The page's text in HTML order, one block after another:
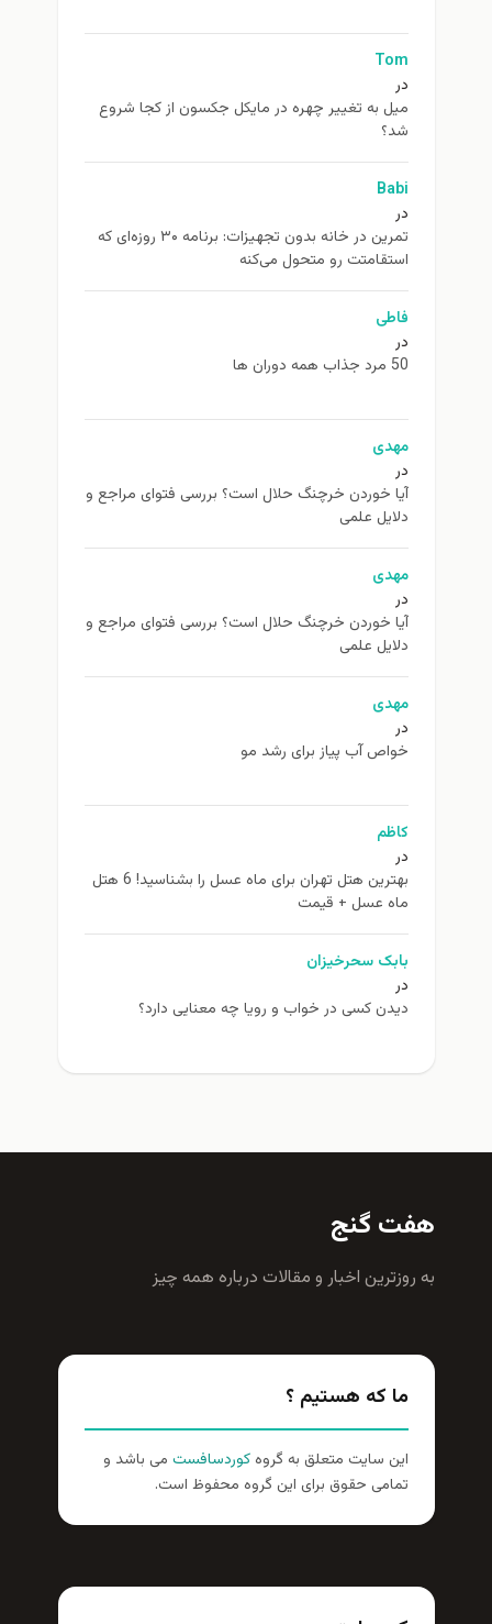
Tom
در
ميل به تغيير چهره در مایکل جکسون از كجا شروع
شد؟
Babi
در
تمرین در خانه بدون تجهیزات: برنامه ۳۰ روزه‌ای که
استقامتت رو متحول می‌کنه
فاطی
در
50 مرد جذاب همه دوران ها
مهدی
در
آیا خوردن خرچنگ حلال است؟ بررسی فتوای مراجع و
دلایل علمی
مهدی
در
آیا خوردن خرچنگ حلال است؟ بررسی فتوای مراجع و
دلایل علمی
مهدی
در
خواص آب پیاز برای رشد مو
کاظم
در
بهترین هتل تهران برای ماه عسل را بشناسید! 6 هتل
ماه عسل + قیمت
بابک سحرخیزان
در
دیدن کسی در خواب و رویا چه معنایی دارد؟
هفت گنج
به روزترين اخبار و مقالات درباره همه چيز
ما که هستیم ؟
این سایت متعلق به گروهکوردسافست می باشد و
تمامی حقوق برای این گروه محفوظ است.